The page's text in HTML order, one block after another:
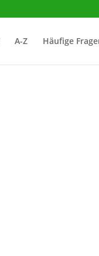
A-Z Häufige